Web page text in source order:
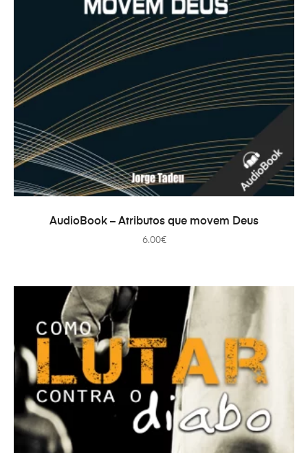
ADICIONAR
AudioBook – Atributos que movem Deus
6.00€